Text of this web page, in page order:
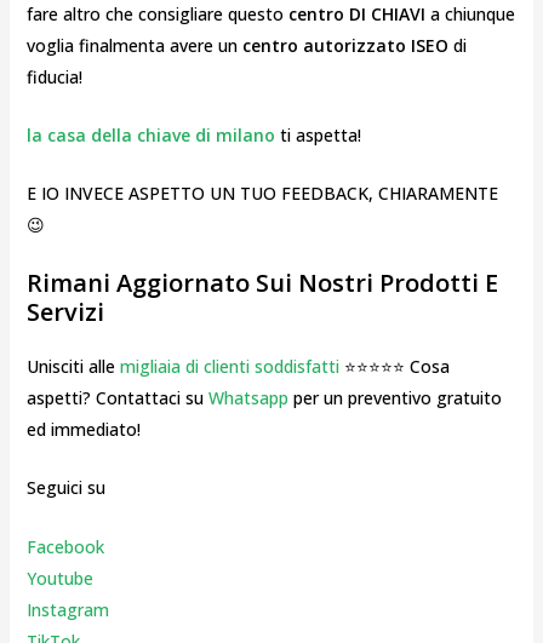
fare altro che consigliare questo centro DI CHIAVI a chiunque
voglia finalmenta avere un centro autorizzato ISEO di
fiducia!
la casa della chiave di milano ti aspetta!
E IO INVECE ASPETTO UN TUO FEEDBACK, CHIARAMENTE
😉
Rimani Aggiornato Sui Nostri Prodotti E
Servizi
Unisciti alle migliaia di clienti soddisfatti⭐⭐⭐⭐⭐ Cosa
aspetti? Contattaci su Whatsapp per un preventivo gratuito
ed immediato!
Seguici su
Facebook
Youtube
Instagram